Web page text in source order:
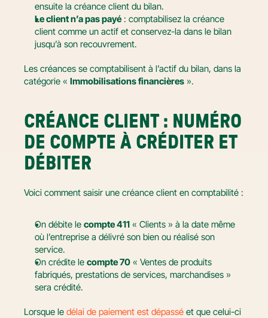
ensuite la créance client du bilan.
Le client n’a pas payé : comptabilisez la créance
client comme un actif et conservez-la dans le bilan
jusqu’à son recouvrement.
Les créances se comptabilisent à l’actif du bilan, dans la
catégorie « Immobilisations financières ».
CRÉANCE CLIENT : NUMÉRO
DE COMPTE À CRÉDITER ET
DÉBITER
Voici comment saisir une créance client en comptabilité :
On débite le compte 411 « Clients » à la date même
où l’entreprise a délivré son bien ou réalisé son
service.
On crédite le compte 70 « Ventes de produits
fabriqués, prestations de services, marchandises »
sera crédité.
Lorsque le délai de paiement est dépassé et que celui-ci